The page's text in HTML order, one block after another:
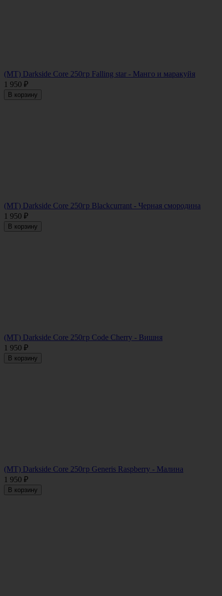
(MT) Darkside Core 250гр Falling star - Манго и маракуйя
1 950 ₽
В корзину
(MT) Darkside Core 250гр Blackcurrant - Черная смородина
1 950 ₽
В корзину
(MT) Darkside Core 250гр Code Cherry - Вишня
1 950 ₽
В корзину
(MT) Darkside Core 250гр Generis Raspberry - Малина
1 950 ₽
В корзину